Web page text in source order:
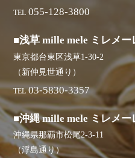
TEL 055-128-3800
■浅草 mille mele ミレメー
東京都台東区浅草1-30-2
（新仲見世通り）
TEL 03-5830-3357
■沖縄 mille mele ミレメー
沖縄県那覇市松尾2-3-11
（浮島通り）